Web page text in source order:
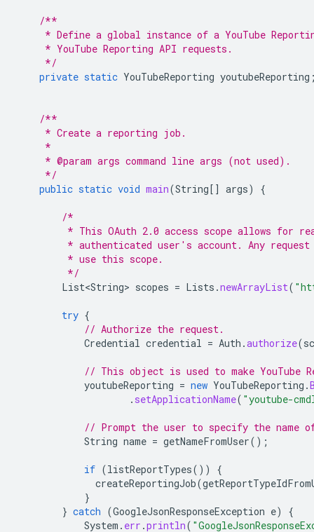
/**
* Define a global instance of a YouTube
     * YouTube Reporting API requests.
     */
private static YouTubeReporting youtubeReporting
/**
     * Create a reporting job.
     *
     * @param args command line args (not used).
     */
public static void main(String[] args) {
/*
* This OAuth 2.0 access scope allows for
* authenticated user's account. Any
         * use this scope.
         */
List<String> scopes = Lists .newArrayList(
try {
// Authorize the request.
Credential credential = Auth .authorize(
// This object is used to make YouTube
youtubeReporting = new YouTubeReporting .
. setApplicationName( "youtube-
// Prompt the user to specify the name
String name = getNameFromUser();
if (listReportTypes())
{
createReportingJob(
}
} catch (GoogleJsonResponseException e)
{
System . err .println(